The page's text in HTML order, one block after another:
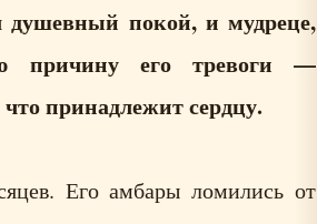
покой, и мудреце,
причину его тревоги —
принадлежит сердцу.
Его амбары ломились от